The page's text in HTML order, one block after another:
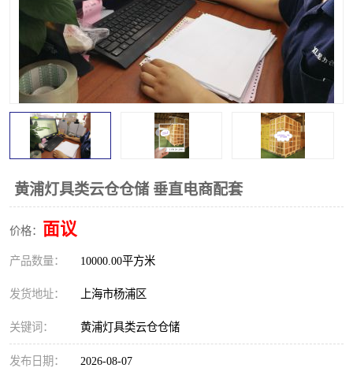
黄浦灯具类云仓仓储 垂直电商配套
价格： 面议
产品数量： 10000.00平方米
发货地址： 上海市杨浦区
关键词： 黄浦灯具类云仓仓储
发布日期： 2026-08-07
仓储 上海电商代发货仓库
上海托管仓库